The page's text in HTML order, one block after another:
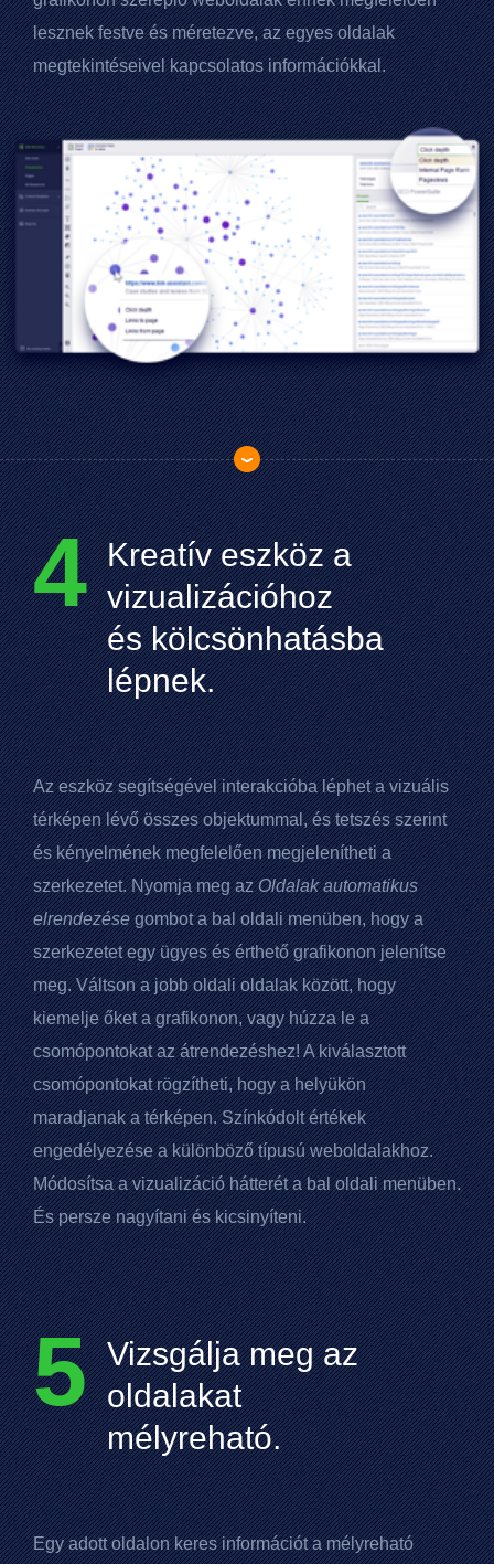
lesznek festve és méretezve, az egyes oldalak
megtekintéseivel kapcsolatos információkkal.
4 Kreatív eszköz a
vizualizációhoz
és kölcsönhatásba
lépnek.
Az eszköz segítségével interakcióba léphet a vizuális
térképen lévő összes objektummal, és tetszés szerint
és kényelmének megfelelően megjelenítheti a
szerkezetet. Nyomja meg azOldalak automatikus
elrendezésegombot a bal oldali menüben, hogy a
szerkezetet egy ügyes és érthető grafikonon jelenítse
meg. Váltson a jobb oldali oldalak között, hogy
kiemelje őket a grafikonon, vagy húzza le a
csomópontokat az átrendezéshez! A kiválasztott
csomópontokat rögzítheti, hogy a helyükön
maradjanak a térképen. Színkódolt értékek
engedélyezése a különböző típusú weboldalakhoz.
Módosítsa a vizualizáció hátterét a bal oldali menüben.
És persze nagyítani és kicsinyíteni.
5 Vizsgálja meg az
oldalakat
mélyreható.
Egy adott oldalon keres információt a mélyreható